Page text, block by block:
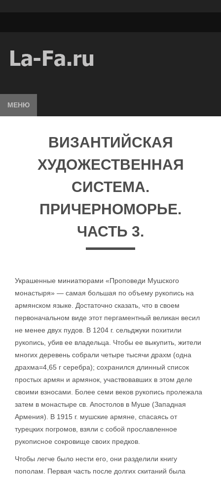
МЕНЮ
ВИЗАНТИЙСКАЯ
ХУДОЖЕСТВЕННАЯ
СИСТЕМА.
ПРИЧЕРНОМОРЬЕ.
ЧАСТЬ 3.
Украшенные миниатюрами «Проповеди Мушского
монастыря» — самая большая по объему рукопись на
армянском языке. Достаточно сказать, что в своем
первоначальном виде этот пергаментный великан весил
не менее двух пудов. В 1204 г. сельджуки похитили
рукопись, убив ее владельца. Чтобы ее выкупить, жители
многих деревень собрали четыре тысячи драхм (одна
драхма=4,65 г серебра); сохранился длинный список
простых армян и армянок, участвовавших в этом деле
своими взносами. Более семи веков рукопись пролежала
затем в монастыре св. Апостолов в Муше (Западная
Армения). В 1915 г. мушские армяне, спасаясь от
турецких погромов, взяли с собой прославленное
рукописное сокровище своих предков.
Чтобы легче было нести его, они разделили книгу
пополам. Первая часть после долгих скитаний была